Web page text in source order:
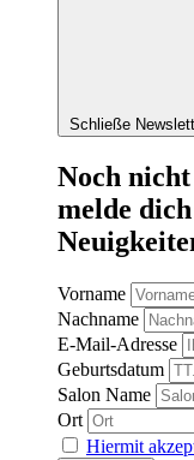
Schließe
Noch
melde
Vorname
Nachname
E-Mail-Adresse
Geburtsdatum
Salon Name
Ort
Hiermit